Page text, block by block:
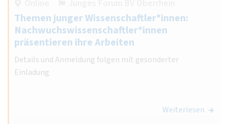
Themen junger Wissenschaftler*innen:
Nachwuchswissenschaftler*innen
präsentieren ihre Arbeiten
Details und Anmeldung folgen mit gesonderter
Einladung
Weiterlesen